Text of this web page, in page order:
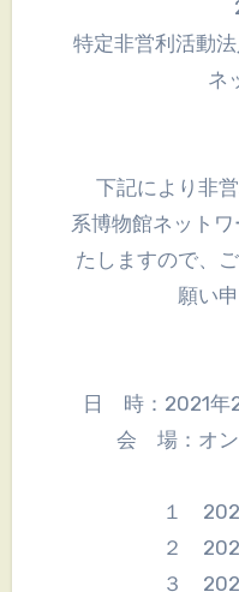
特定非営利活動
ネ
理事
下記により非
系博物館ネット
たしますので、
願い
日 時：2021年
会 場：オン
１
２
３